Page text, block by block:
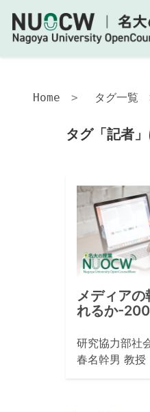
Home タグ一覧
タグ「記者
メディアの
れるか-
研究協力部社
春名幹男 教授